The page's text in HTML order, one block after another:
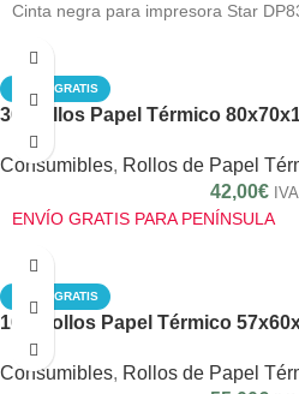
Cinta negra para impresora Star
ENVÍO GRATIS
30 Rollos Papel Térmico
Consumibles, Rollos de Papel
42,00€
ENVÍO GRATIS PARA PENÍNSULA
ENVÍO GRATIS
100 Rollos Papel Térmico
Consumibles, Rollos de Papel